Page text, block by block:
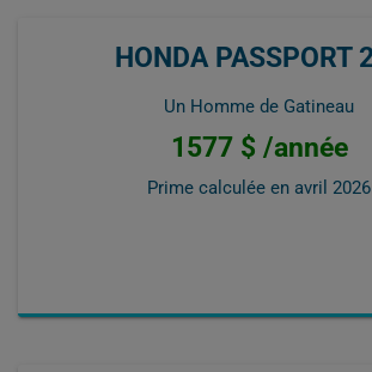
HONDA PASSPORT
Un Homme de Gatineau
1577 $ /année
Prime calculée en avril 2026